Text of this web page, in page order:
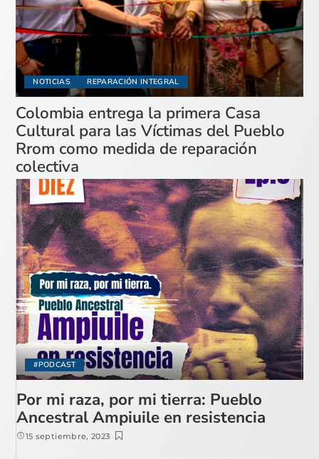
NOTICIAS REPARACIÓN INTEGRAL
Colombia entrega la primera Casa
Cultural para las Víctimas del Pueblo
Rrom como medida de reparación
colectiva
#PODCAST
Por mi raza, por mi tierra: Pueblo
Ancestral Ampiuile en resistencia
15 septiembre, 2023